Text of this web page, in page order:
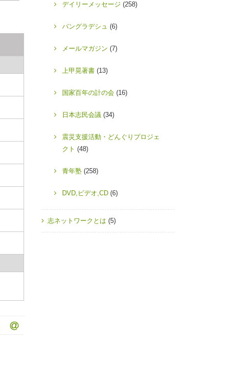
デイリーメッセージ (258)
バングラデシュ (6)
メールマガジン (7)
上甲晃著書 (13)
国家百年の計の会 (16)
日本志民会議 (34)
震災支援活動・どんぐりプロジェ
クト (48)
青年塾 (258)
DVD,ビデオ,CD (6)
志ネットワークとは (5)